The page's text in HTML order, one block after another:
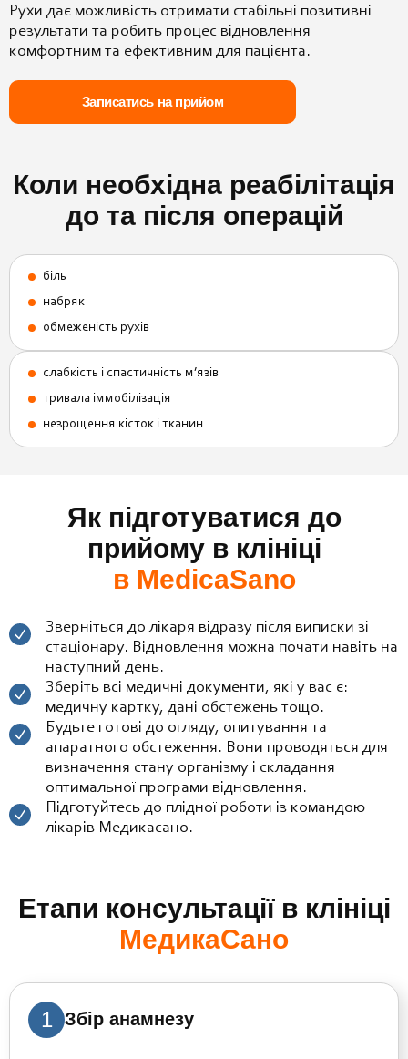
Рухи дає можливість отримати стабільні позитивні
результати та робить процес відновлення
комфортним та ефективним для пацієнта.
Записатись на прийом
Коли необхідна реабілітація
до та після операцій
біль
набряк
обмеженість рухів
слабкість і спастичність м’язів
тривала іммобілізація
незрощення кісток і тканин
Як підготуватися до
прийому в клініці
в MedicaSano
Зверніться до лікаря відразу після виписки зі
стаціонару. Відновлення можна почати навіть на
наступний день.
Зберіть всі медичні документи, які у вас є:
медичну картку, дані обстежень тощо.
Будьте готові до огляду, опитування та
апаратного обстеження. Вони проводяться для
визначення стану організму і складання
оптимальної програми відновлення.
Підготуйтесь до плідної роботи із командою
лікарів Медикасано.
Етапи консультації в клініці
МедикаСано
1 Збір анамнезу